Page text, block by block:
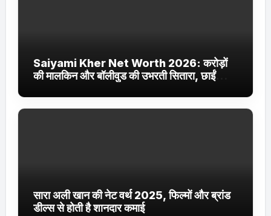
Saiyami Kher Net Worth 2026: करोड़ों
की मालकिन और बॉलीवुड की उभरती सितारा, छाईं
सारा अली खान की नेट वर्थ 2025, फिल्मों और ब्रांड
डील्स से होती है शानदार कमाई